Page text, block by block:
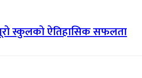
स्कुलको ऐतिहासिक सफलता